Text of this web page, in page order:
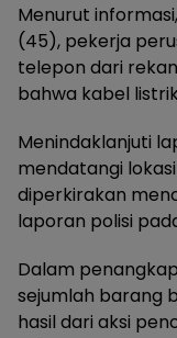
Menurut
(45), pekerja
telepon dari
bahwa kabel
Menindaklanjuti
mendatangi
diperkirakan
laporan polisi
Dalam
sejumlah barang
hasil dari aksi